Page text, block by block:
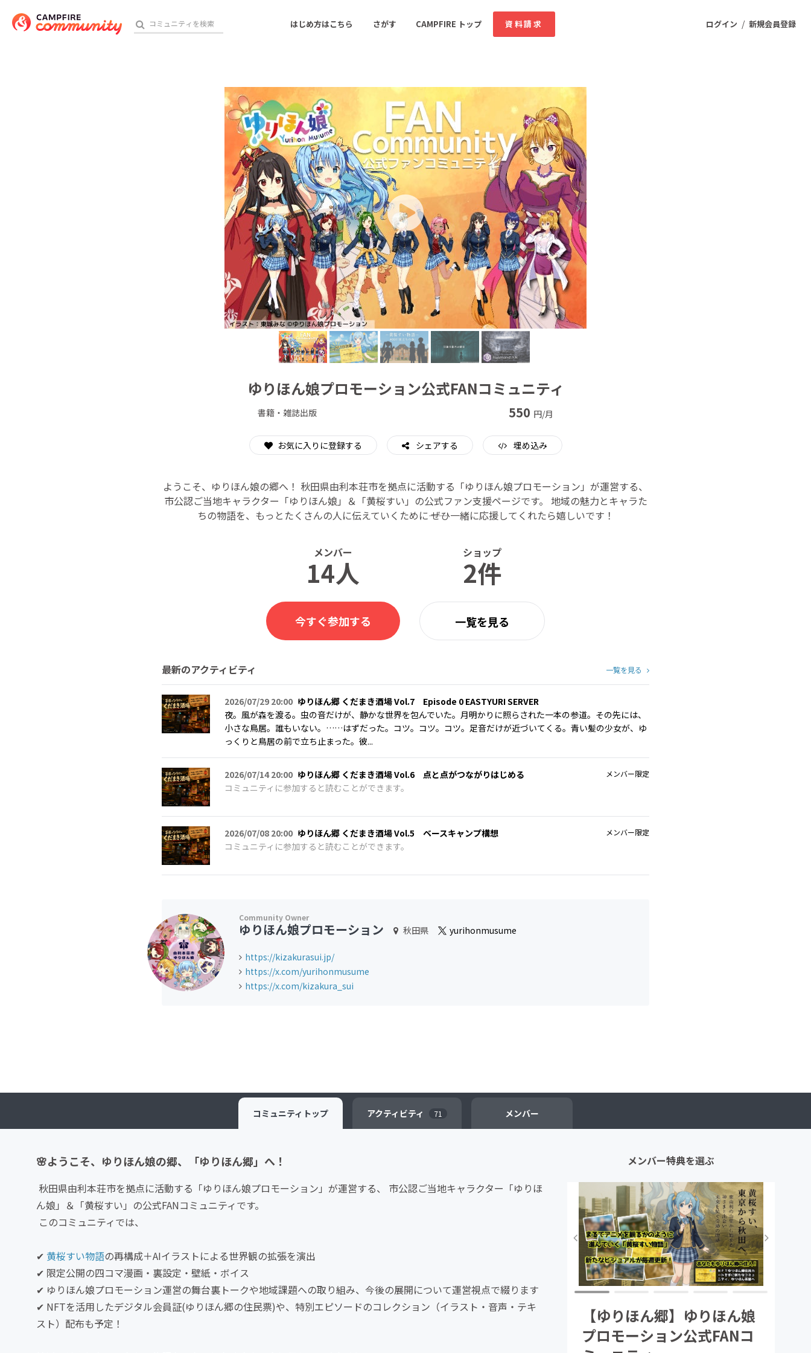
ログイン / 新規会員登録
はじめ方はこちら さがす CAMPFIRE トップ 資料請求
おすすめのコミュニティ 人気のコミュニティ 新着のコミュニティ
音楽 舞台・パフォーマンス
テクノロジー・ガジェット
ゲーム・サービス開発 フード・飲食店
書籍・雑誌出版 アニメ・漫画
ソーシャルグッド ビューティー・ヘルスケア
CAMPFIRE for Social Good CAMPFIRE Creation
ゆりほん娘プロモーション公式FANコミュニティ
書籍・雑誌出版 550 円/月
お気に入りに登録する シェアする 埋め込み
ようこそ、ゆりほん娘の郷へ！ 秋田県由利本荘市を拠点に活動する「ゆりほん娘プロモーション」が運営する、
市公認ご当地キャラクター「ゆりほん娘」＆「黄桜すい」の公式ファン支援ページです。 地域の魅力とキャラた
ちの物語を、もっとたくさんの人に伝えていくために―― ぜひ一緒に応援してくれたら嬉しいです！
メンバー
14人
今すぐ参加する
ショップ
2件
一覧を見る
最新のアクティビティ 一覧を見る
2026/07/29 20:00 ゆりほん郷 くだまき酒場 Vol.7 Episode 0 EASTYURI SERVER
夜。風が森を渡る。虫の音だけが、静かな世界を包んでいた。月明かりに照らされた一本の参道。その先には、
小さな鳥居。誰もいない。……はずだった。コツ。コツ。コツ。足音だけが近づいてくる。青い髪の少女が、ゆ
っくりと鳥居の前で立ち止まった。彼...
2026/07/14 20:00 ゆりほん郷 くだまき酒場 Vol.6 点と点がつながりはじめる メンバー限定
コミュニティに参加すると読むことができます。
2026/07/08 20:00 ゆりほん郷 くだまき酒場 Vol.5 ベースキャンプ構想 メンバー限定
コミュニティに参加すると読むことができます。
ゆりほん娘プロモーション 秋田県 yurihonmusume
https://kizakurasui.jp/
https://x.com/yurihonmusume
https://x.com/kizakura_sui
コミュニティ トップ アクティビティ 71 メンバー
🌸ようこそ、ゆりほん娘の郷、「ゆりほん郷」へ！
秋田県由利本荘市を拠点に活動する「ゆりほん娘プロモーション」が運営する、 市公認ご当地キャラクター「ゆりほ
ん娘」＆「黄桜すい」の公式FANコミュニティです。
このコミュニティでは、
✔ 黄桜すい物語の再構成＋AIイラストによる世界観の拡張を演出
✔ 限定公開の四コマ漫画・裏設定・壁紙・ボイス
✔ ゆりほん娘プロモーション運営の舞台裏トークや地域課題への取り組み、今後の展開について運営視点で綴ります
✔ NFTを活用したデジタル会員証(ゆりほん郷の住民票)や、特別エピソードのコレクション（イラスト・音声・テキ
スト）配布も予定！
メンバー特典を選ぶ
【ゆりほん郷】ゆりほん娘
プロモーション公式FANコ